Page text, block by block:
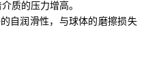
质的压力增高。
自润滑性，与球体的磨擦损失